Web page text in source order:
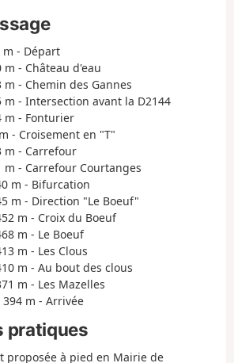
m - Départ
m - Château d'eau
m - Chemin des Gannes
m - Intersection avant la D2144
m - Fonturier
- Croisement en "T"
m - Carrefour
m - Carrefour Courtanges
m - Bifurcation
m - Direction "Le Boeuf"
m - Croix du Boeuf
m - Le Boeuf
m - Les Clous
m - Au bout des clous
m - Les Mazelles
m - Arrivée
pratiques
proposée à pied en Mairie de